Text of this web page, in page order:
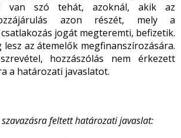
van szó tehát, azoknál, akik az
azon részét, mely a
jogát megteremti, befizetik.
lesz az átemelők megfinanszírozására.
hozzászólás nem érkezett
a határozati javaslatot.
szavazásra feltett határozati javaslat: